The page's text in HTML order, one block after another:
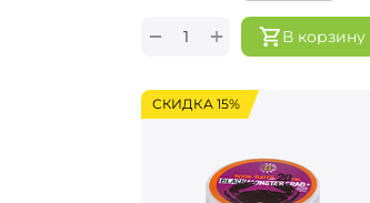
В корзину
+
−
СКИДКА 15%